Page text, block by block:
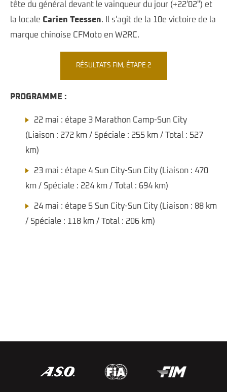
tête du général devant le vainqueur du jour (+22'02'') et
la locale Carien Teessen. Il s'agit de la 10e victoire de la
marque chinoise CFMoto en W2RC.
RÉSULTATS FIM, ÉTAPE 2
PROGRAMME :
22 mai : étape 3 Marathon Camp-Sun City
(Liaison : 272 km / Spéciale : 255 km / Total : 527
km)
23 mai : étape 4 Sun City-Sun City (Liaison : 470
km / Spéciale : 224 km / Total : 694 km)
24 mai : étape 5 Sun City-Sun City (Liaison : 88 km
/ Spéciale : 118 km / Total : 206 km)